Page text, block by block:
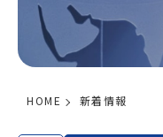
HOME 新着情報